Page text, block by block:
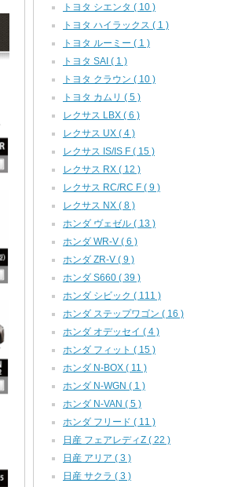
トヨタ シエンタ ( 10 )
トヨタ ハイラックス ( 1 )
トヨタ ルーミー ( 1 )
トヨタ SAI ( 1 )
トヨタ クラウン ( 10 )
トヨタ カムリ ( 5 )
レクサス LBX ( 6 )
レクサス UX ( 4 )
レクサス IS/IS F ( 15 )
レクサス RX ( 12 )
レクサス RC/RC F ( 9 )
レクサス NX ( 8 )
ホンダ ヴェゼル ( 13 )
ホンダ WR-V ( 6 )
ホンダ ZR-V ( 9 )
ホンダ S660 ( 39 )
ホンダ シビック ( 111 )
ホンダ ステップワゴン ( 16 )
ホンダ オデッセイ ( 4 )
ホンダ フィット ( 15 )
ホンダ N-BOX ( 11 )
ホンダ N-WGN ( 1 )
ホンダ N-VAN ( 5 )
ホンダ フリード ( 11 )
日産 フェアレディZ ( 22 )
日産 アリア ( 3 )
日産 サクラ ( 3 )